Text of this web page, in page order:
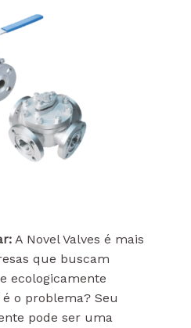
A Novel Valves é mais
que buscam
ecologicamente
o problema? Seu
pode ser uma